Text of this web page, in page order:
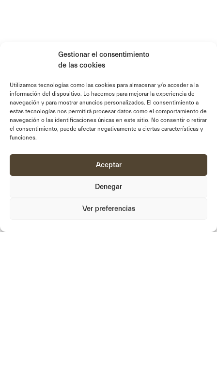
Gestionar el consentimiento
de las cookies
Utilizamos tecnologías como las cookies para almacenar y/o acceder a la
información del dispositivo. Lo hacemos para mejorar la experiencia de
navegación y para mostrar anuncios personalizados. El consentimiento a
estas tecnologías nos permitirá procesar datos como el comportamiento de
navegación o las identificaciones únicas en este sitio. No consentir o retirar
el consentimiento, puede afectar negativamente a ciertas características y
funciones.
Aceptar
Denegar
Ver preferencias